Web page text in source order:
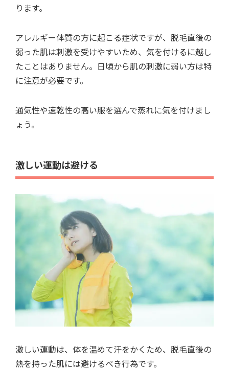
ります。
アレルギー体質の方に起こる症状ですが、脱毛直後の
弱った肌は刺激を受けやすいため、気を付けるに越し
たことはありません。日頃から肌の刺激に弱い方は特
に注意が必要です。
通気性や速乾性の高い服を選んで蒸れに気を付けまし
ょう。
激しい運動は避ける
激しい運動は、体を温めて汗をかくため、脱毛直後の
熱を持った肌には避けるべき行為です。